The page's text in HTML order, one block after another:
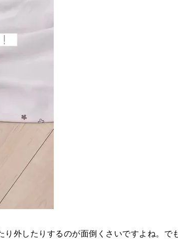
外したりするのが面倒くさいですよね。で